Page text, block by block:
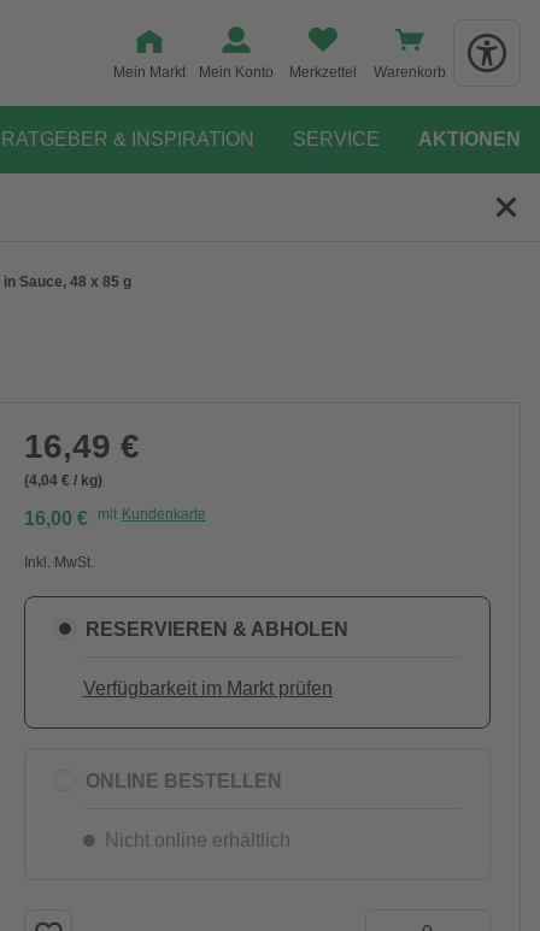
Mein Markt Mein Konto Merkzettel Warenkorb
RATGEBER & INSPIRATION SERVICE AKTIONEN
Sauce, 48 x 85 g
16,49 €
(4,04 € / kg)
16,00 € mit Kundenkarte
Inkl. MwSt.
RESERVIEREN & ABHOLEN
Verfügbarkeit im Markt prüfen
ONLINE BESTELLEN
Nicht online erhältlich